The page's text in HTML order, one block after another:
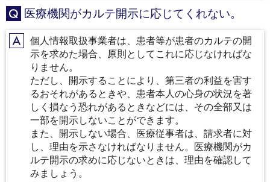
Q 医療機関がカルテ開示に応じてくれない。
A個人情報取扱事業者は、患者等が患者のカルテの開
示を求めた場合、原則としてこれに応じなければな
りません。
ただし、開示することにより、第三者の利益を害す
るおそれがあるときや、患者本人の心身の状況を著
しく損なう恐れがあるときなどには、その全部又は
一部を開示しないことができます。
また、開示しない場合、医療従事者は、請求者に対
し、理由を示さなければなりません。医療機関がカ
ルテ開示の求めに応じないときは、理由を確認して
みましょう。